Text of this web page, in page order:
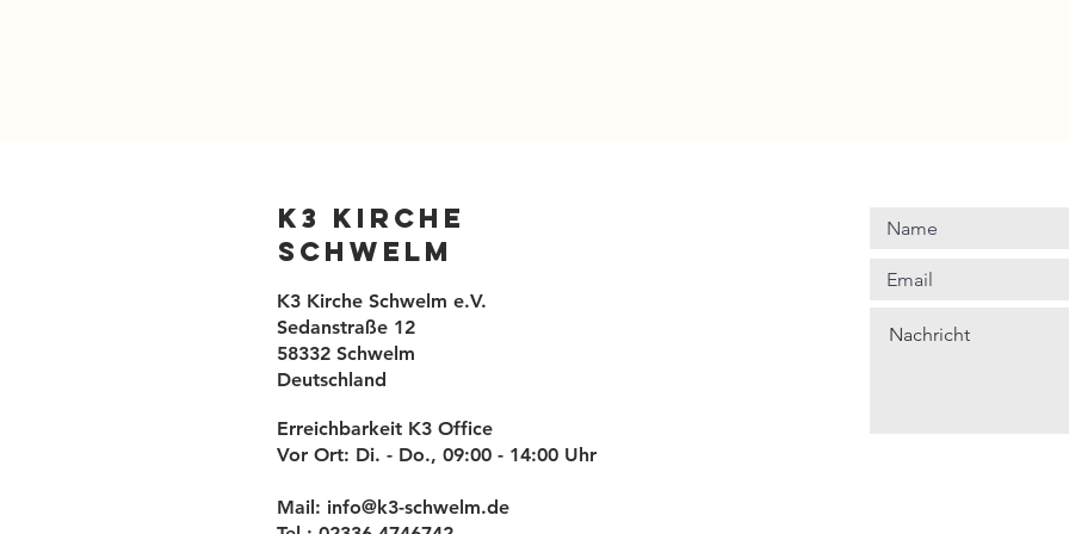
K3 Kirche
Schwelm
K3 Kirche Schwelm e.V.
Sedanstraße 12
58332 Schwelm
Deutschland
Erreichbarkeit K3 Office
Vor Ort: Di. - Do., 09:00 - 14:00 Uhr
Mail: info@k3-schwelm.de